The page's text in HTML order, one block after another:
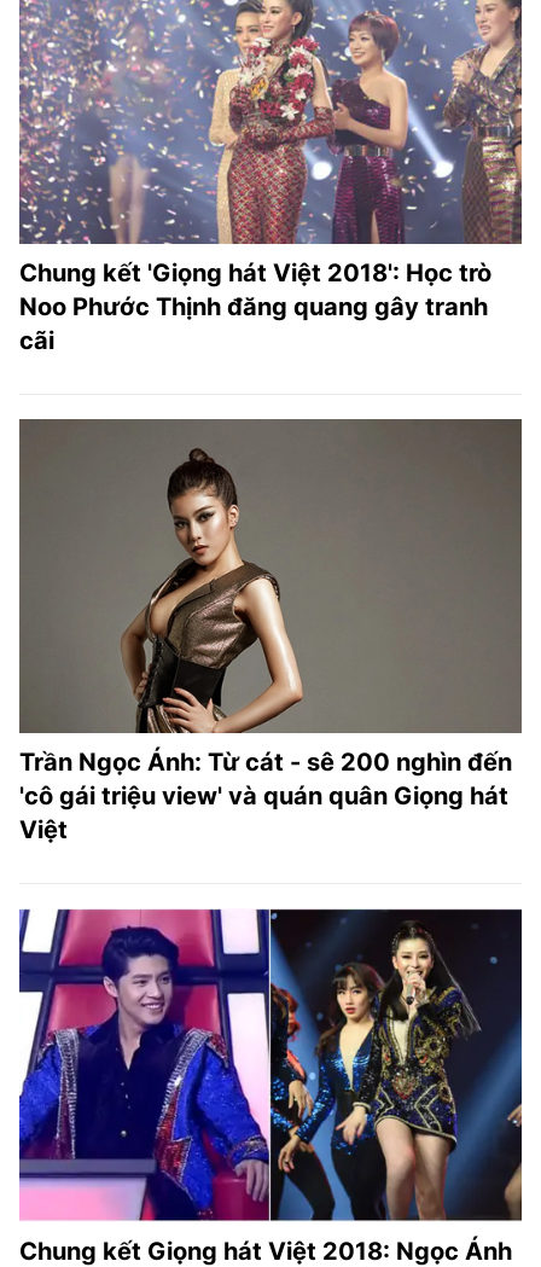
Chung kết 'Giọng hát Việt 2018': Học trò
Noo Phước Thịnh đăng quang gây tranh
cãi
Trần Ngọc Ánh: Từ cát - sê 200 nghìn đến
'cô gái triệu view' và quán quân Giọng hát
Việt
Chung kết Giọng hát Việt 2018: Ngọc Ánh